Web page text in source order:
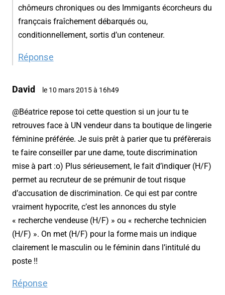
chômeurs chroniques ou des Immigants écorcheurs du
françcais fraîchement débarqués ou,
conditionnellement, sortis d’un conteneur.
Réponse
David le 10 mars 2015 à 16h49
@Béatrice repose toi cette question si un jour tu te
retrouves face à UN vendeur dans ta boutique de lingerie
féminine préférée. Je suis prêt à parier que tu préfèrerais
te faire conseiller par une dame, toute discrimination
mise à part :o) Plus sérieusement, le fait d’indiquer (H/F)
permet au recruteur de se prémunir de tout risque
d’accusation de discrimination. Ce qui est par contre
vraiment hypocrite, c’est les annonces du style
« recherche vendeuse (H/F) » ou « recherche technicien
(H/F) ». On met (H/F) pour la forme mais un indique
clairement le masculin ou le féminin dans l’intitulé du
poste !!
Réponse